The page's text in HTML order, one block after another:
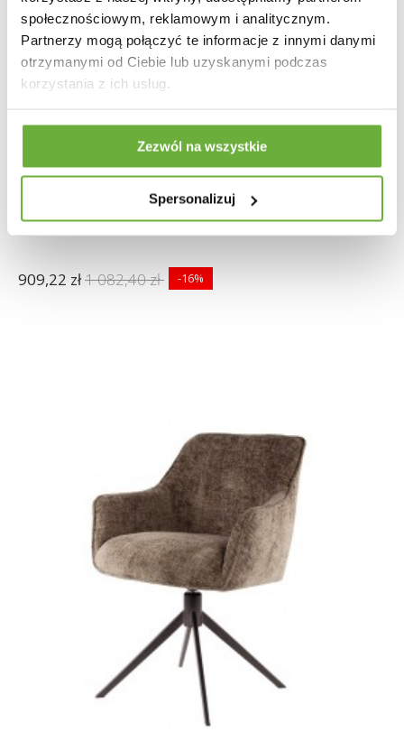
społecznościowym, reklamowym i analitycznym.
Partnerzy mogą połączyć te informacje z innymi danymi
otrzymanymi od Ciebie lub uzyskanymi podczas
korzystania z ich usług.
Zezwól na wszystkie
Spersonalizuj
KRZESŁO OBROTOWE DORIS TAUPE
909,22 zł1 082,40 zł -16%